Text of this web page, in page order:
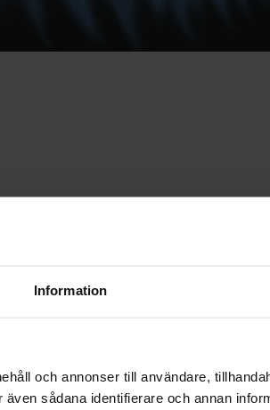
Information
och annonser till användare,
sådana identifierare och annan